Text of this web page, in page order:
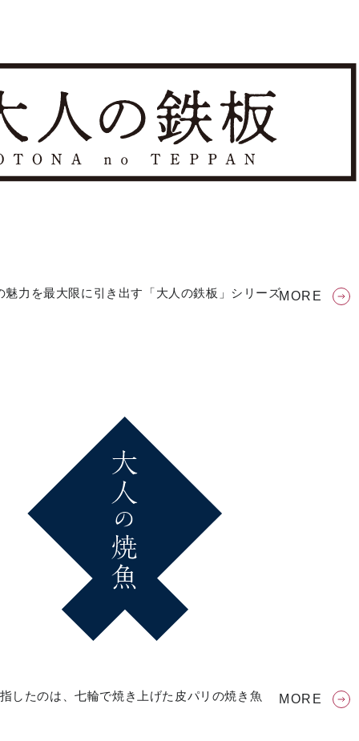
魅力を最大限に引き出す「大人の鉄板」シリーズMORE
したのは、七輪で焼き上げた皮パリの焼き魚 MORE